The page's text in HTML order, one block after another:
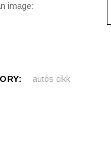
image:
autós cikk